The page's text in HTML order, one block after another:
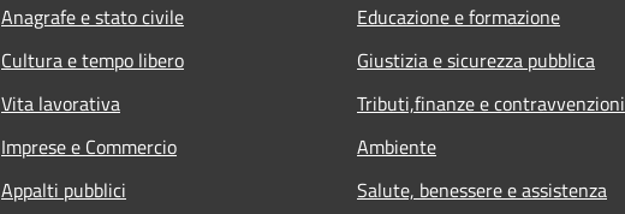
Anagrafe e stato civile
Cultura e tempo libero
Vita lavorativa
Imprese e Commercio
Appalti pubblici
Educazione e formazione
Giustizia e sicurezza pubblica
Tributi,finanze e contravvenzioni
Ambiente
Salute, benessere e assistenza